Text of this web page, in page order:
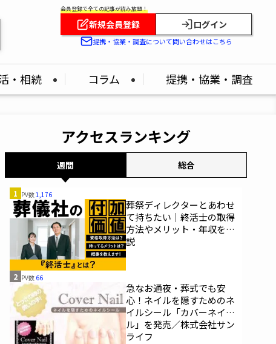
会員登録で全ての記事が読み放題！
新規会員登録 ログイン
提携・協業・調査について問い合わせはこちら
・相続 コラム 提携・協業・調査
アクセスランキング
週間 総合
1 PV数1,176
葬祭ディレクターとあわせ
て持ちたい｜終活士の取得
方法やメリット・年収を解
説
2 PV数 66
急なお通夜・葬式でも安
心！ネイルを隠すためのネ
イルシール「カバーネイ
ル」を発売／株式会社サン
ライフ